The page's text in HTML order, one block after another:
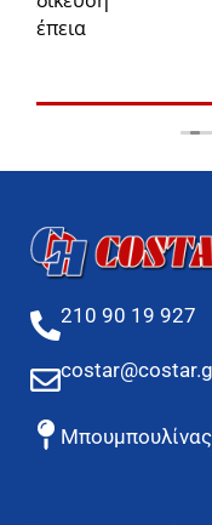
210 90 19 927